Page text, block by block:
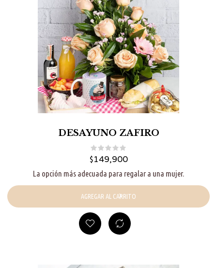
DESAYUNO ZAFIRO
$149,900
La opción más adecuada para regalar a una mujer.
AGREGAR AL CARRITO